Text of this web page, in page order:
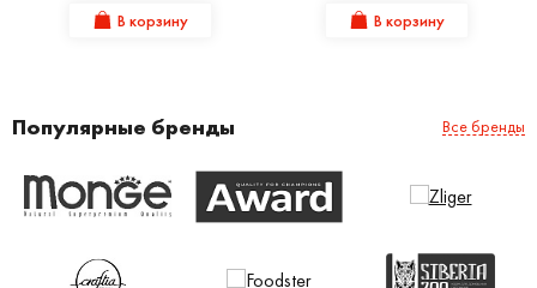
В корзину В корзину
Популярные бренды Все бренды